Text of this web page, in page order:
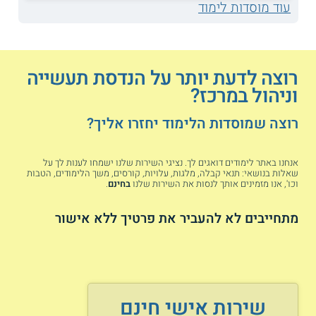
חשוב להדגיש כי לא בכל עת זמינים כל
הטכנולוגי HIT מתקיימים לימודים בתחום זה
הסטודנטים יכולים ללמוד במספר התמחויות
כגון ניהול תפעול ולוגיסטיקה, ניהול משאבי
אנוש, ניהול פרויקטים או מערכות מידע וניתוח
לתואר שני בניהול טכנולוגיה בהתמחויות
טכנולוגיות דיגיטליות ברפואה, לימודי
עוד מוסדות לימוד
שירות אישי חינם
רוצה לדעת יותר על הנדסת תעשייה
וניהול במרכז?
רוצה שמוסדות הלימוד יחזרו אליך?
אנחנו באתר לימודים דואגים לך. נציגי השירות שלנו ישמחו לענות לך על
שאלות בנושאי: תנאי קבלה, מלגות, עלויות, קורסים, משך הלימודים, הטבות
וכו', אנו מזמינים אותך לנסות את השירות שלנובחינם.
מתחייבים לא להעביר את פרטיך ללא אישור